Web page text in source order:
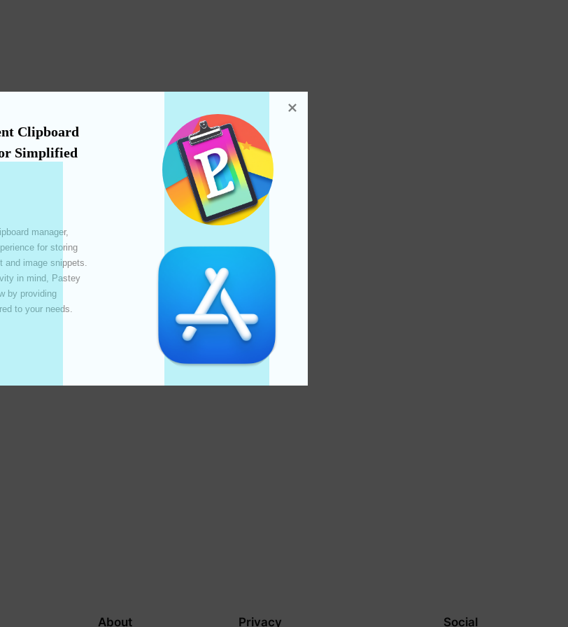
About Privacy Social
Clipboard
Simplified
manager,
for storing
and image snippets.
in mind, Pastey
by providing
to your needs.